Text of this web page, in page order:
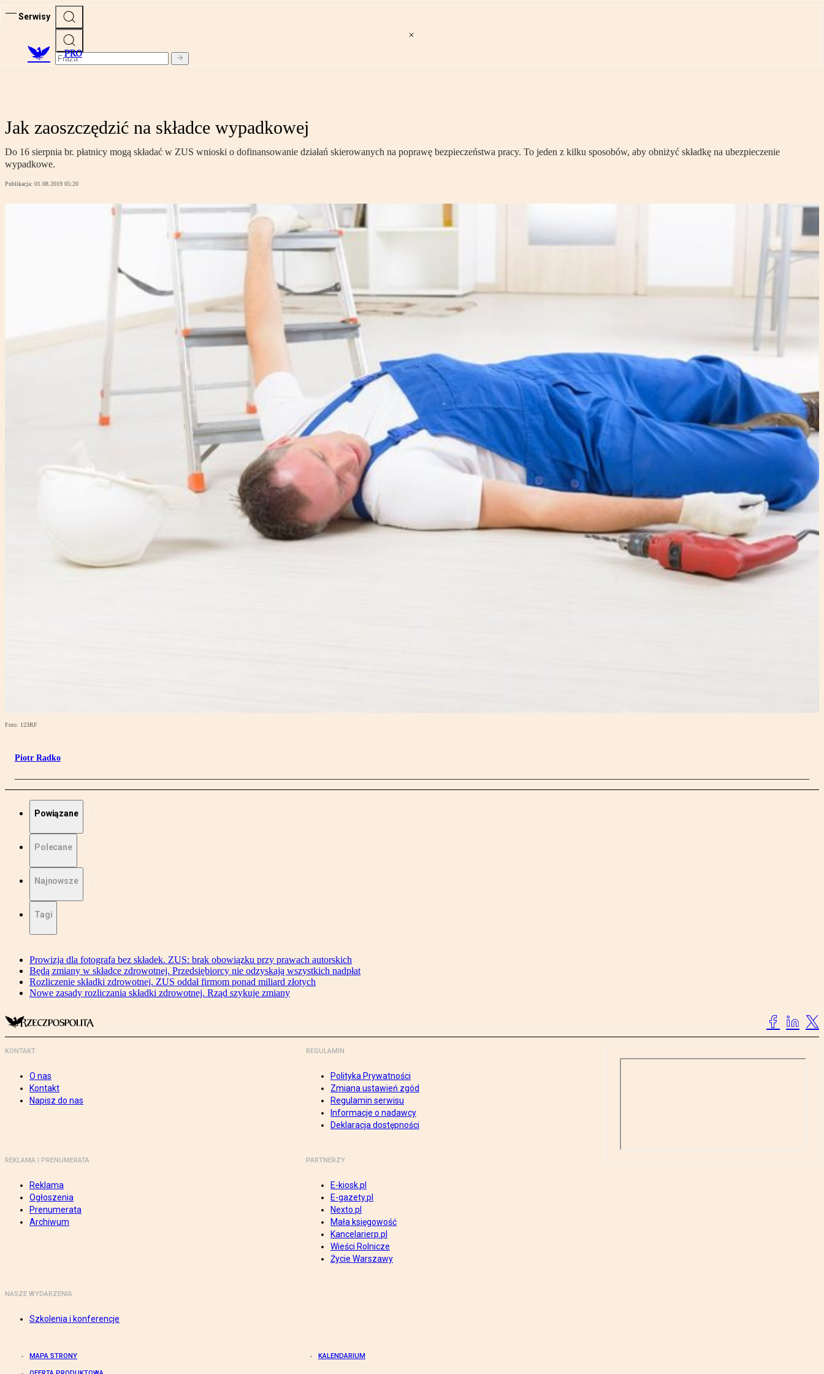
Serwisy
PRO
Jak zaoszczędzić na składce wypadkowej
Do 16 sierpnia br. płatnicy mogą składać w ZUS wnioski o dofinansowanie działań skierowanych na poprawę bezpieczeństwa pracy. To jeden z kilku sposobów, aby obniżyć składkę na ubezpieczenie
wypadkowe.
Publikacja: 01.08.2019 05:20
Foto: 123RF
Piotr Radko
Powiązane
Polecane
Najnowsze
Tagi
Prowizja dla fotografa bez składek. ZUS: brak obowiązku przy prawach autorskich
Będą zmiany w składce zdrowotnej. Przedsiębiorcy nie odzyskają wszystkich nadpłat
Rozliczenie składki zdrowotnej. ZUS oddał firmom ponad miliard złotych
Nowe zasady rozliczania składki zdrowotnej. Rząd szykuje zmiany
KONTAKT
O nas
Kontakt
Napisz do nas
REGULAMIN
Polityka Prywatności
Zmiana ustawień zgód
Regulamin serwisu
Informacje o nadawcy
Deklaracja dostępności
REKLAMA I PRENUMERATA
Reklama
Ogłoszenia
Prenumerata
Archiwum
PARTNERZY
E-kiosk.pl
E-gazety.pl
Nexto.pl
Mała księgowość
Kancelarierp.pl
Wieści Rolnicze
Życie Warszawy
NASZE WYDARZENIA
Szkolenia i konferencje
MAPA STRONY KALENDARIUM